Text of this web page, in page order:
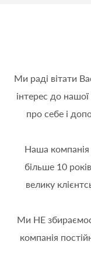
Ми раді вітати
інтерес до нашої
про себе і
Наша
більше 10
велику
Ми НЕ
компанія